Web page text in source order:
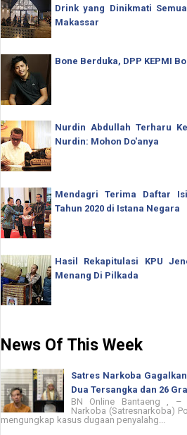
Drink yang Dinikmati
Makassar
Bone Berduka, DPP KEPMI
Nurdin Abdullah Terharu
Nurdin: Mohon Do'anya
Mendagri Terima Daftar
Tahun 2020 di Istana Negara
Hasil Rekapitulasi KPU
Menang Di Pilkada
News Of This Week
Satres Narkoba
Dua Tersangka dan 26
BN Online Bantaeng , –
Narkoba (Satresnarkoba)
mengungkap kasus dugaan penyalahg...